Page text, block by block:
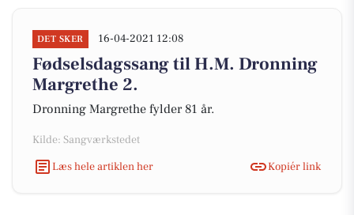
DET SKER 16-04-2021 12:08
Fødselsdagssang til H.M. Dronning
Margrethe 2.
Dronning Margrethe fylder 81 år.
Kilde: Sangværkstedet
Læs hele artiklen her
Kopiér link